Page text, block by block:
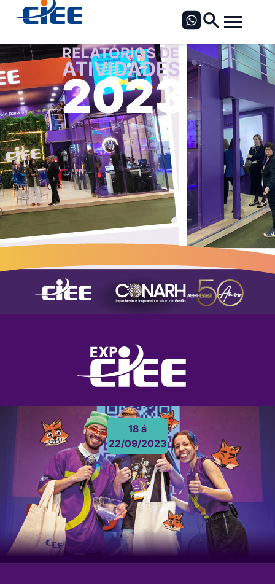
RELATÓRIOS DE
ATIVIDADES
2023
EXPO CIEE 2023
18 á
22/09/2023